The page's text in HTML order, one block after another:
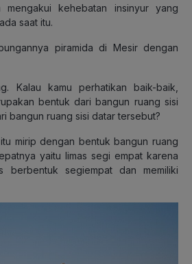
mengakui kehebatan insinyur yang
saat itu.
piramida di Mesir dengan
Kalau kamu perhatikan baik-baik,
bentuk dari bangun ruang sisi
bangun ruang sisi datar tersebut?
mirip dengan bentuk bangun ruang
yaitu limas segi empat karena
berbentuk segiempat dan memiliki